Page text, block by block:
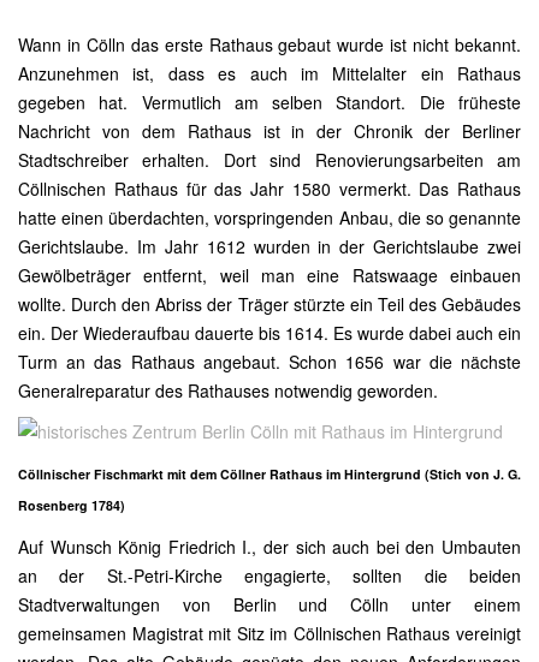
Wann in Cölln das erste Rathaus gebaut wurde ist nicht bekannt.
Anzunehmen ist, dass es auch im Mittelalter ein Rathaus
gegeben hat. Vermutlich am selben Standort. Die früheste
Nachricht von dem Rathaus ist in der Chronik der Berliner
Stadtschreiber erhalten. Dort sind Renovierungsarbeiten am
Cöllnischen Rathaus für das Jahr 1580 vermerkt. Das Rathaus
hatte einen überdachten, vorspringenden Anbau, die so genannte
Gerichtslaube. Im Jahr 1612 wurden in der Gerichtslaube zwei
Gewölbeträger entfernt, weil man eine Ratswaage einbauen
wollte. Durch den Abriss der Träger stürzte ein Teil des Gebäudes
ein. Der Wiederaufbau dauerte bis 1614. Es wurde dabei auch ein
Turm an das Rathaus angebaut. Schon 1656 war die nächste
Generalreparatur des Rathauses notwendig geworden.
Cöllnischer Fischmarkt mit dem Cöllner Rathaus im Hintergrund (Stich von J. G.
Rosenberg 1784)
Auf Wunsch König Friedrich I., der sich auch bei den Umbauten
an der St.-Petri-Kirche engagierte, sollten die beiden
Stadtverwaltungen von Berlin und Cölln unter einem
gemeinsamen Magistrat mit Sitz im Cöllnischen Rathaus vereinigt